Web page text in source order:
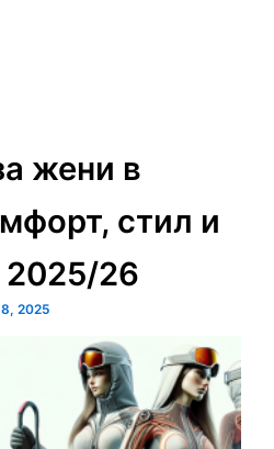
жени в
стил и
2025/26
2025